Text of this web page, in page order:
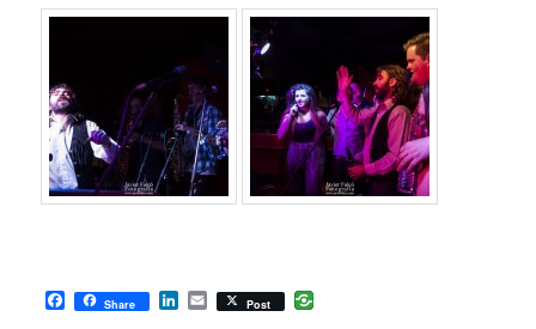
Facebook
Share LinkedIn
EmailPost